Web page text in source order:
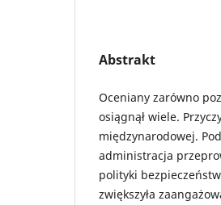
Abstrakt
Oceniany zarówno
osiągnął wiele.
międzynarodowej.
administracja
polityki
zwiększyła